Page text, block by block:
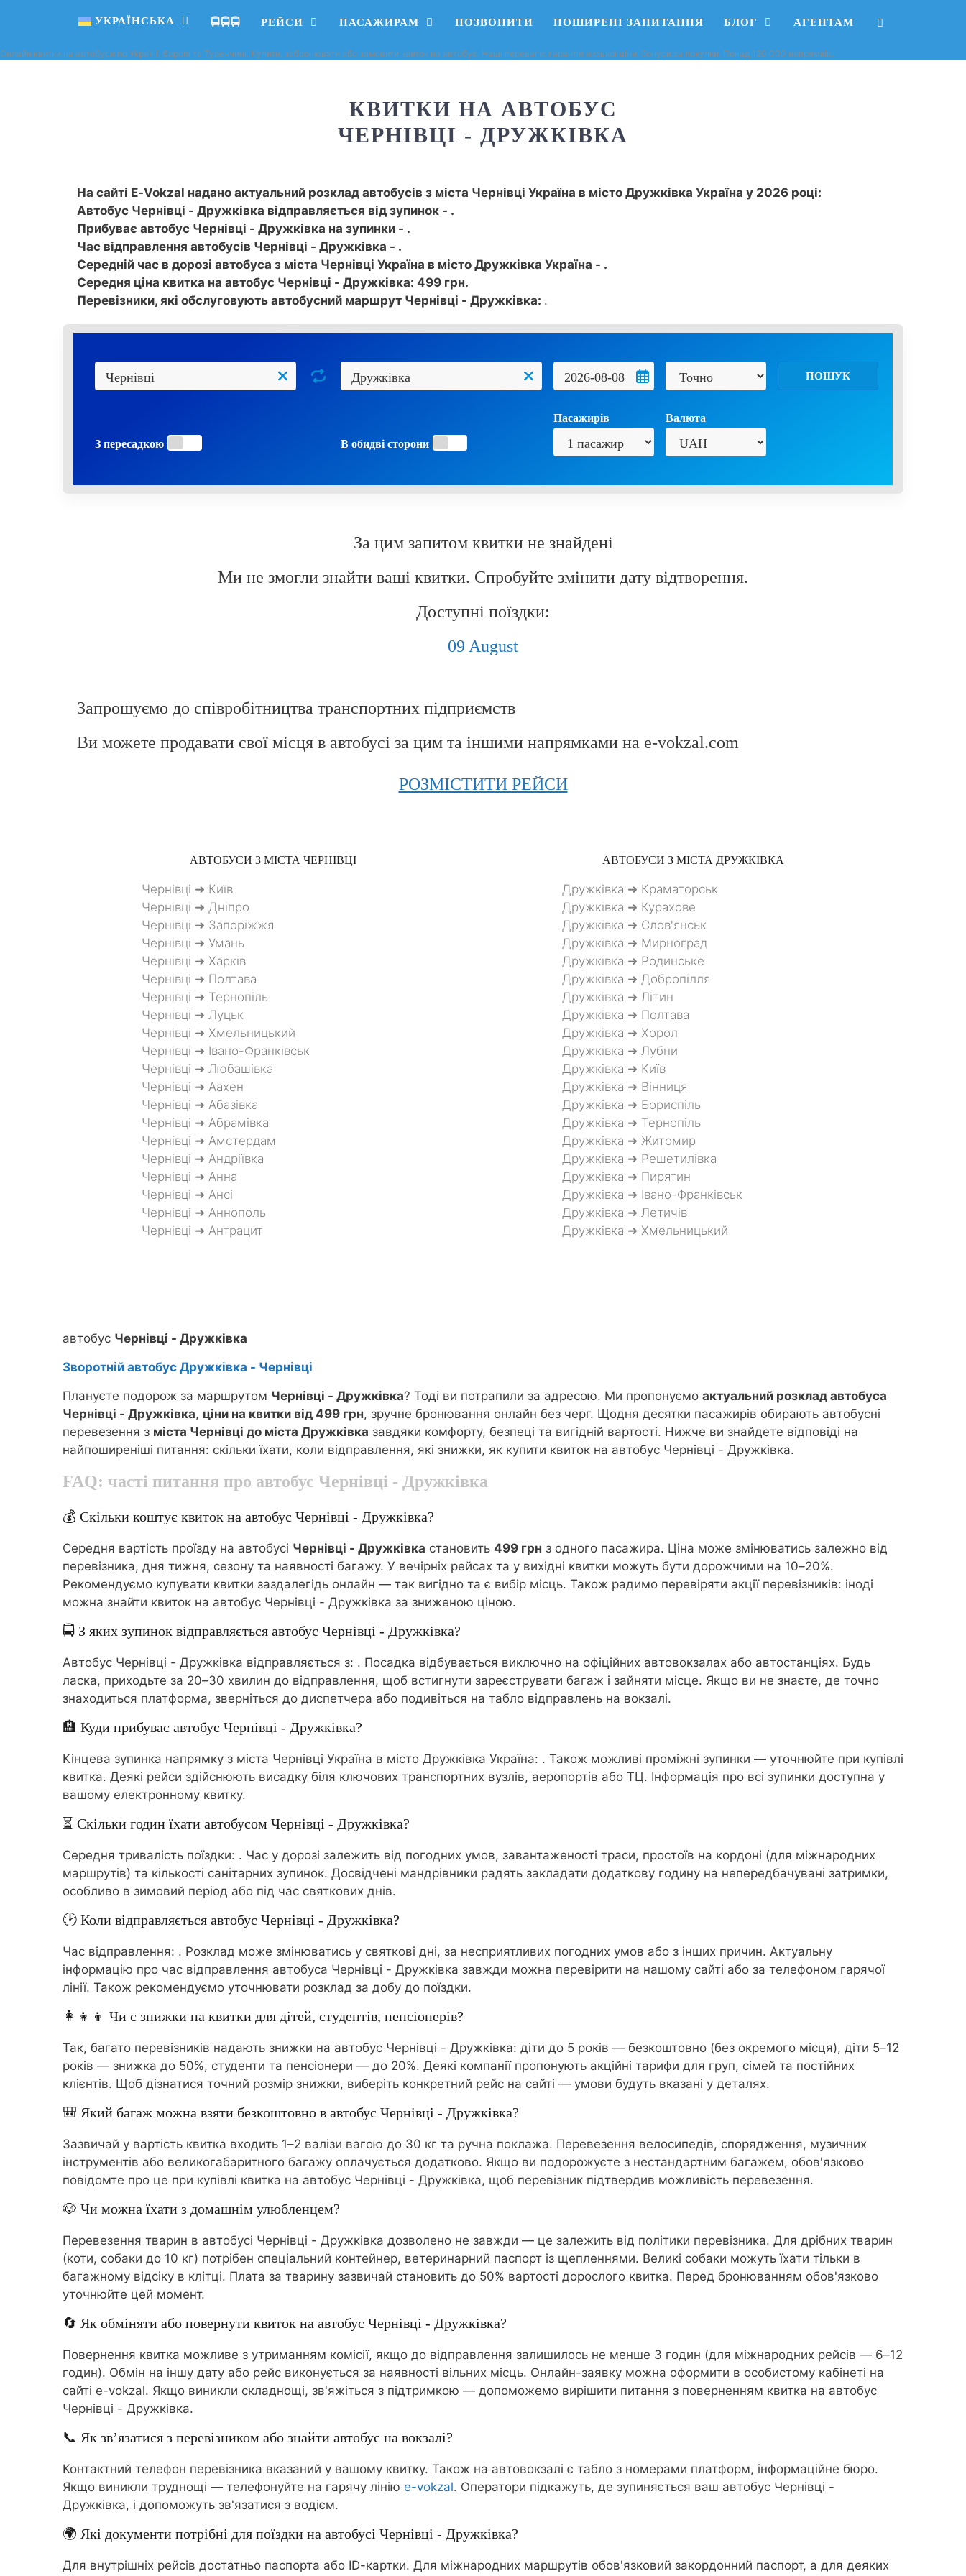
УКРАЇНСЬКА 🚍🚍🚍 РЕЙСИ ПАСАЖИРАМ ПОЗВОНИТИ ПОШИРЕНІ ЗАПИТАННЯ БЛОГ АГЕНТАМ
Онлайн квитки на автобуси по Україні, Європі та Туреччині. Купити, забронювати або замовити квиток на автобус. Наші переваги: ​​гарантія низької ціни, бонуси за покупки. Понад 120 000 напрямків.
КВИТКИ НА АВТОБУС
ЧЕРНІВЦІ - ДРУЖКІВКА
На сайті E-Vokzal надано актуальний розклад автобусів з міста Чернівці Україна в місто Дружківка Україна у 2026 році:
Автобус Чернівці - Дружківка відправляється від зупинок - .
Прибуває автобус Чернівці - Дружківка на зупинки - .
Час відправлення автобусів Чернівці - Дружківка - .
Середній час в дорозі автобуса з міста Чернівці Україна в місто Дружківка Україна - .
Середня ціна квитка на автобус Чернівці - Дружківка: 499 грн.
Перевізники, які обслуговують автобусний маршрут Чернівці - Дружківка: .
ПОШУК
З пересадкою В обидві сторони
Пасажирів Валюта
За цим запитом квитки не знайдені
Ми не змогли знайти ваші квитки. Спробуйте змінити дату відтворення.
Доступні поїздки:
09 August
Запрошуємо до співробітництва транспортних підприємств
Ви можете продавати свої місця в автобусі за цим та іншими напрямками на e-vokzal.com
РОЗМІСТИТИ РЕЙСИ
АВТОБУСИ З МІСТА ЧЕРНІВЦІ
Чернівці ➜ Київ
Чернівці ➜ Дніпро
Чернівці ➜ Запоріжжя
Чернівці ➜ Умань
Чернівці ➜ Харків
Чернівці ➜ Полтава
Чернівці ➜ Тернопіль
Чернівці ➜ Луцьк
Чернівці ➜ Хмельницький
Чернівці ➜ Івано-Франківськ
Чернівці ➜ Любашівка
Чернівці ➜ Аахен
Чернівці ➜ Абазівка
Чернівці ➜ Абрамівка
Чернівці ➜ Амстердам
Чернівці ➜ Андріївка
Чернівці ➜ Анна
Чернівці ➜ Ансі
Чернівці ➜ Аннополь
Чернівці ➜ Антрацит
АВТОБУСИ З МІСТА ДРУЖКІВКА
Дружківка ➜ Краматорськ
Дружківка ➜ Курахове
Дружківка ➜ Слов'янськ
Дружківка ➜ Мирноград
Дружківка ➜ Родинське
Дружківка ➜ Добропілля
Дружківка ➜ Літин
Дружківка ➜ Полтава
Дружківка ➜ Хорол
Дружківка ➜ Лубни
Дружківка ➜ Київ
Дружківка ➜ Вінниця
Дружківка ➜ Бориспіль
Дружківка ➜ Тернопіль
Дружківка ➜ Житомир
Дружківка ➜ Решетилівка
Дружківка ➜ Пирятин
Дружківка ➜ Івано-Франківськ
Дружківка ➜ Летичів
Дружківка ➜ Хмельницький
автобус Чернівці - Дружківка
Зворотній автобус Дружківка - Чернівці
Плануєте подорож за маршрутом Чернівці - Дружківка? Тоді ви потрапили за адресою. Ми пропонуємо актуальний розклад автобуса
Чернівці - Дружківка, ціни на квитки від 499 грн, зручне бронювання онлайн без черг. Щодня десятки пасажирів обирають автобусні
перевезення з міста Чернівці до міста Дружківка завдяки комфорту, безпеці та вигідній вартості. Нижче ви знайдете відповіді на
найпоширеніші питання: скільки їхати, коли відправлення, які знижки, як купити квиток на автобус Чернівці - Дружківка.
FAQ: часті питання про автобус Чернівці - Дружківка
💰 Скільки коштує квиток на автобус Чернівці - Дружківка?
Середня вартість проїзду на автобусі Чернівці - Дружківка становить 499 грн з одного пасажира. Ціна може змінюватись залежно від
перевізника, дня тижня, сезону та наявності багажу. У вечірніх рейсах та у вихідні квитки можуть бути дорожчими на 10–20%.
Рекомендуємо купувати квитки заздалегідь онлайн — так вигідно та є вибір місць. Також радимо перевіряти акції перевізників: іноді
можна знайти квиток на автобус Чернівці - Дружківка за зниженою ціною.
🚍 З яких зупинок відправляється автобус Чернівці - Дружківка?
Автобус Чернівці - Дружківка відправляється з: . Посадка відбувається виключно на офіційних автовокзалах або автостанціях. Будь
ласка, приходьте за 20–30 хвилин до відправлення, щоб встигнути зареєструвати багаж і зайняти місце. Якщо ви не знаєте, де точно
знаходиться платформа, зверніться до диспетчера або подивіться на табло відправлень на вокзалі.
🏨 Куди прибуває автобус Чернівці - Дружківка?
Кінцева зупинка напрямку з міста Чернівці Україна в місто Дружківка Україна: . Також можливі проміжні зупинки — уточнюйте при купівлі
квитка. Деякі рейси здійснюють висадку біля ключових транспортних вузлів, аеропортів або ТЦ. Інформація про всі зупинки доступна у
вашому електронному квитку.
⏳ Скільки годин їхати автобусом Чернівці - Дружківка?
Середня тривалість поїздки: . Час у дорозі залежить від погодних умов, завантаженості траси, простоїв на кордоні (для міжнародних
маршрутів) та кількості санітарних зупинок. Досвідчені мандрівники радять закладати додаткову годину на непередбачувані затримки,
особливо в зимовий період або під час святкових днів.
🕑 Коли відправляється автобус Чернівці - Дружківка?
Час відправлення: . Розклад може змінюватись у святкові дні, за несприятливих погодних умов або з інших причин. Актуальну
інформацію про час відправлення автобуса Чернівці - Дружківка завжди можна перевірити на нашому сайті або за телефоном гарячої
лінії. Також рекомендуємо уточнювати розклад за добу до поїздки.
👩‍👧‍👦 Чи є знижки на квитки для дітей, студентів, пенсіонерів?
Так, багато перевізників надають знижки на автобус Чернівці - Дружківка: діти до 5 років — безкоштовно (без окремого місця), діти 5–12
років — знижка до 50%, студенти та пенсіонери — до 20%. Деякі компанії пропонують акційні тарифи для груп, сімей та постійних
клієнтів. Щоб дізнатися точний розмір знижки, виберіть конкретний рейс на сайті — умови будуть вказані у деталях.
🎒 Який багаж можна взяти безкоштовно в автобус Чернівці - Дружківка?
Зазвичай у вартість квитка входить 1–2 валізи вагою до 30 кг та ручна поклажа. Перевезення велосипедів, спорядження, музичних
інструментів або великогабаритного багажу оплачується додатково. Якщо ви подорожуєте з нестандартним багажем, обов'язково
повідомте про це при купівлі квитка на автобус Чернівці - Дружківка, щоб перевізник підтвердив можливість перевезення.
🐶 Чи можна їхати з домашнім улюбленцем?
Перевезення тварин в автобусі Чернівці - Дружківка дозволено не завжди — це залежить від політики перевізника. Для дрібних тварин
(коти, собаки до 10 кг) потрібен спеціальний контейнер, ветеринарний паспорт із щепленнями. Великі собаки можуть їхати тільки в
багажному відсіку в клітці. Плата за тварину зазвичай становить до 50% вартості дорослого квитка. Перед бронюванням обов'язково
уточнюйте цей момент.
🔄 Як обміняти або повернути квиток на автобус Чернівці - Дружківка?
Повернення квитка можливе з утриманням комісії, якщо до відправлення залишилось не менше 3 годин (для міжнародних рейсів — 6–12
годин). Обмін на іншу дату або рейс виконується за наявності вільних місць. Онлайн-заявку можна оформити в особистому кабінеті на
сайті e-vokzal. Якщо виникли складнощі, зв'яжіться з підтримкою — допоможемо вирішити питання з поверненням квитка на автобус
Чернівці - Дружківка.
📞 Як зв’язатися з перевізником або знайти автобус на вокзалі?
Контактний телефон перевізника вказаний у вашому квитку. Також на автовокзалі є табло з номерами платформ, інформаційне бюро.
Якщо виникли труднощі — телефонуйте на гарячу лінію e-vokzal. Оператори підкажуть, де зупиняється ваш автобус Чернівці -
Дружківка, і допоможуть зв'язатися з водієм.
🌍 Які документи потрібні для поїздки на автобусі Чернівці - Дружківка?
Для внутрішніх рейсів достатньо паспорта або ID-картки. Для міжнародних маршрутів обов'язковий закордонний паспорт, а для деяких